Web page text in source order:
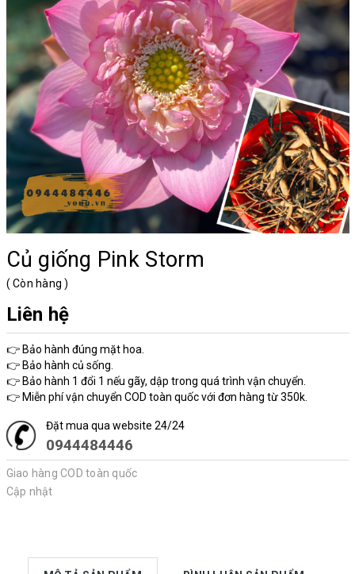
Củ giống Pink Storm
( Còn hàng)
Liên hệ
👉 Bảo hành đúng mặt hoa.
👉 Bảo hành củ sống.
👉 Bảo hành 1 đổi 1 nếu gãy, dập trong quá trình vận chuyển.
👉 Miễn phí vận chuyển COD toàn quốc với đơn hàng từ 350k.
Đặt mua qua website 24/24
0944484446
Giao hàng COD toàn quốc
Cập nhật